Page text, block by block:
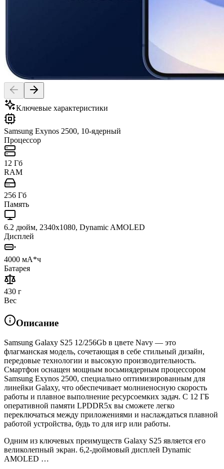
Ключевые характеристики
Samsung Exynos 2500, 10-ядерный
Процессор
12 Гб
RAM
256 Гб
Память
6.2 дюйм, 2340x1080, Dynamic AMOLED
Дисплей
4000 мА*ч
Батарея
430 г
Вес
Описание
Samsung Galaxy S25 12/256Gb в цвете Navy — это
флагманская модель, сочетающая в себе стильный дизайн,
передовые технологии и высокую производительность.
Смартфон оснащен мощным восьмиядерным процессором
Samsung Exynos 2500, специально оптимизированным для
линейки Galaxy, что обеспечивает молниеносную скорость
работы и плавное выполнение ресурсоемких задач. С 12 ГБ
оперативной памяти LPDDR5x вы сможете легко
переключаться между приложениями и наслаждаться плавной
работой устройства, будь то для игр или работы.
Одним из ключевых преимуществ Galaxy S25 является его
великолепный экран. 6,2-дюймовый дисплей Dynamic
AMOLED …